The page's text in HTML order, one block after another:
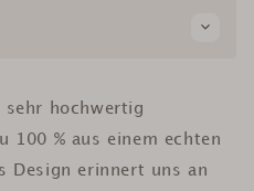
sehr hochwertig
100 % aus einem echten
Design erinnert uns an